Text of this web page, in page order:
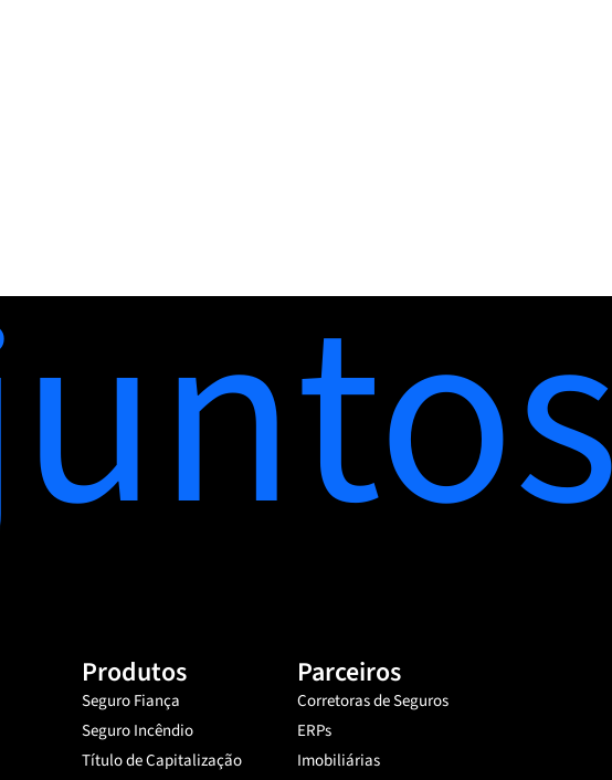
Produtos
Seguro Fiança
Seguro Incêndio
Título de Capitalização
Parceiros
Corretoras de Seguros
ERPs
Imobiliárias